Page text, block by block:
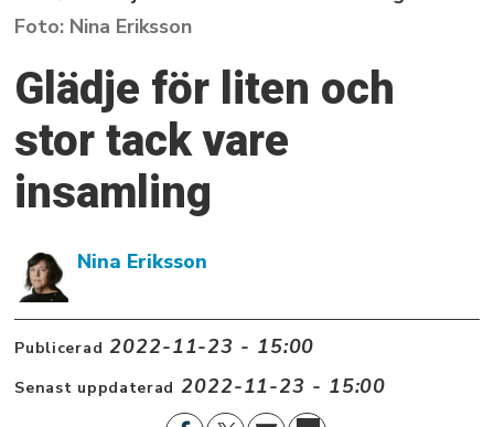
Nina Eriksson
Glädje för liten och
stor tack vare
insamling
Nina Eriksson
Publicerad 2022-11-23 - 15:00
Senast uppdaterad 2022-11-23 - 15:00